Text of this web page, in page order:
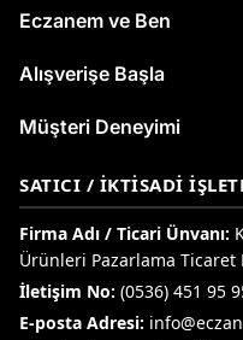
Eczanem ve Ben
Alışverişe Başla
Müşteri Deneyimi
SATICI / İKTISADI
Firma Adı / Ticari Ünvanı:
Ürünleri Pazarlama Ticaret
İletişim No: (0536) 451 95
E-posta Adresi: